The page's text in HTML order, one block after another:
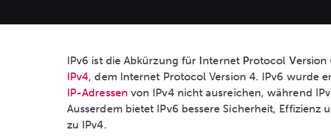
IPv6 ist die Abkürzung für Internet Protocol Version
IPv4, dem Internet Protocol Version 4. IPv6 wurde
IP-Adressen von IPv4 nicht ausreichen, während
Ausserdem bietet IPv6 bessere Sicherheit, Effizienz
zu IPv4.